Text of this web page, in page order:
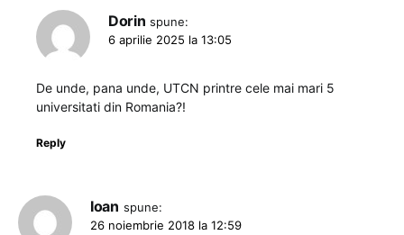
Dorin spune:
6 aprilie 2025 la 13:05
De unde, pana unde, UTCN printre cele mai mari 5
universitati din Romania?!
Reply
Ioan spune:
26 noiembrie 2018 la 12:59